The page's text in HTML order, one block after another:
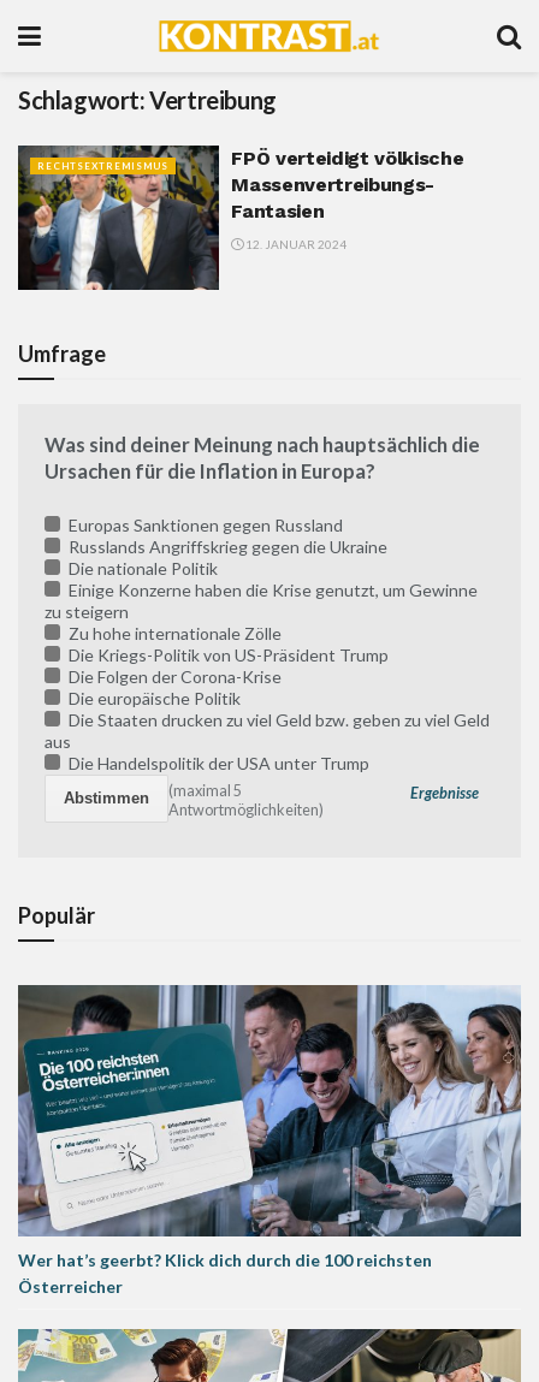
Schlagwort:Vertreibung
RECHTSEXTREMISMUS
FPÖ verteidigt völkische
Massenvertreibungs-
Fantasien
12. JANUAR 2024
Umfrage
Was sind deiner Meinung nach hauptsächlich die
Ursachen für die Inflation in Europa?
Europas Sanktionen gegen Russland
Russlands Angriffskrieg gegen die Ukraine
Die nationale Politik
Einige Konzerne haben die Krise genutzt, um Gewinne
zu steigern
Zu hohe internationale Zölle
Die Kriegs-Politik von US-Präsident Trump
Die Folgen der Corona-Krise
Die europäische Politik
Die Staaten drucken zu viel Geld bzw. geben zu viel Geld
aus
Die Handelspolitik der USA unter Trump
Ergebnisse
(maximal 5
Antwortmöglichkeiten)
Populär
Wer hat’s geerbt? Klick dich durch die 100 reichsten
Österreicher